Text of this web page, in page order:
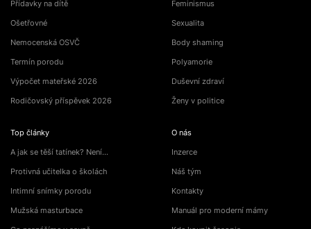
Přídavky na dítě
Ošetřovné
Nemocenská OSVČ
Termín porodu
Výpočet mateřské 2026
Rodičovský příspěvek 2026
Top články
A jak se těší tatínek? Není…
Protivná učitelka o školách
Intimní snímky porodu
Mužská masturbace
Feminismus
Sexualita
Body shaming
Polyamorie
Duševní zdraví
Ženy v politice
O nás
Inzerce
Náš tým
Kontakty
Manuál pro moderní mámy